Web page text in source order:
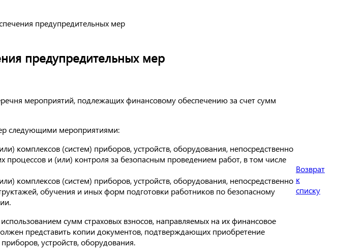
предупредительных мер
предупредительных мер
мероприятий, подлежащих финансовому обеспечению за счет сумм
следующими мероприятиями:
комплексов (систем) приборов, устройств, оборудования, непосредственно
процессов и (или) контроля за безопасным проведением работ, в том числе
комплексов (систем) приборов, устройств, оборудования, непосредственно
обучения и иных форм подготовки работников по безопасному
сумм страховых взносов, направляемых на их финансовое
представить копии документов, подтверждающих приобретение
устройств, оборудования.
Возврат
к
списку